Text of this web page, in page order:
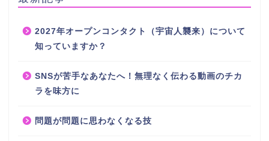
2027年オープンコンタクト（宇宙人襲来）について
知っていますか？
SNSが苦手なあなたへ！無理なく伝わる動画のチカ
ラを味方に
問題が問題に思わなくなる技